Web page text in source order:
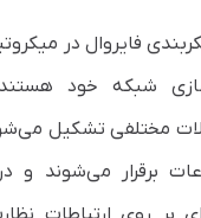
فایروال در
شبکه خود
مختلفی تشکیل
برقرار می‌شوند